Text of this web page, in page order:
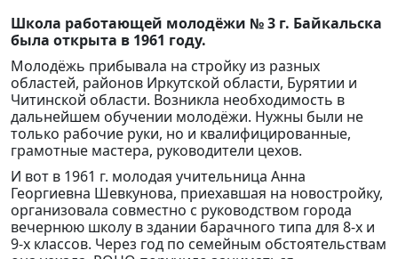
Школа работающей молодёжи № 3 г. Байкальска
была открыта в 1961 году.
Молодёжь прибывала на стройку из разных
областей, районов Иркутской области, Бурятии и
Читинской области. Возникла необходимость в
дальнейшем обучении молодёжи. Нужны были не
только рабочие руки, но и квалифицированные,
грамотные мастера, руководители цехов.
И вот в 1961 г. молодая учительница Анна
Георгиевна Шевкунова, приехавшая на новостройку,
организовала совместно с руководством города
вечернюю школу в здании барачного типа для 8-х и
9-х классов. Через год по семейным обстоятельствам